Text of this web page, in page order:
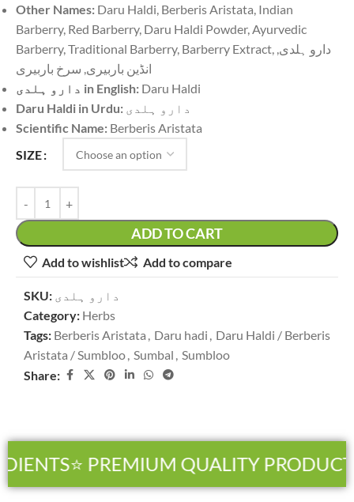
Other Names: Daru Haldi, Berberis Aristata, Indian
Barberry, Red Barberry, Daru Haldi Powder, Ayurvedic
Barberry, Traditional Barberry, Barberry Extract, دارو ہلدی,
انڈین باربیری, سرخ باربیری
دارو ہلدی in English: Daru Haldi
Daru Haldi in Urdu: دارو ہلدی
Scientific Name: Berberis Aristata
SIZE
ADD TO CART
Add to wishlist Add to compare
SKU: دارو ہلدی
Category: Herbs
Tags: Berberis Aristata , Daru hadi , Daru Haldi / Berberis
Aristata / Sumbloo, Sumbal , Sumbloo
Share:
⭐ PREMIUM QUALITY PRODUCTS